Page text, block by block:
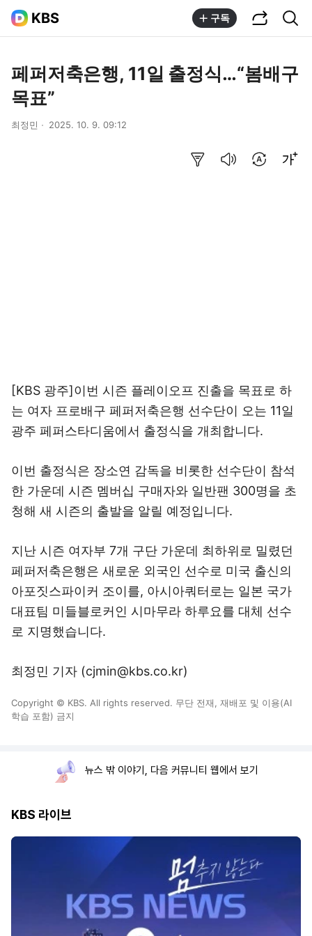
KBS 구독
페퍼저축은행, 11일 출정식…“봄배구
목표”
최정민 2025. 10. 9. 09:12
[KBS 광주]이번 시즌 플레이오프 진출을 목표로 하
는 여자 프로배구 페퍼저축은행 선수단이 오는 11일
광주 페퍼스타디움에서 출정식을 개최합니다.
이번 출정식은 장소연 감독을 비롯한 선수단이 참석
한 가운데 시즌 멤버십 구매자와 일반팬 300명을 초
청해 새 시즌의 출발을 알릴 예정입니다.
지난 시즌 여자부 7개 구단 가운데 최하위로 밀렸던
페퍼저축은행은 새로운 외국인 선수로 미국 출신의
아포짓스파이커 조이를, 아시아쿼터로는 일본 국가
대표팀 미들블로커인 시마무라 하루요를 대체 선수
로 지명했습니다.
최정민 기자 (cjmin@kbs.co.kr)
Copyright © KBS. All rights reserved. 무단 전재, 재배포 및 이용(AI
학습 포함) 금지
뉴스 밖 이야기, 다음 커뮤니티 웹에서 보기
KBS 라이브